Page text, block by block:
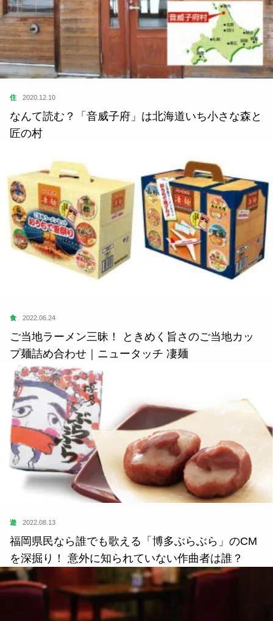
住 2020.12.10
なんて読む？「音威子府」は北海道いち小さな森と
匠の村
食 2022.06.24
ご当地ラーメン三昧！ ときめく旨さのご当地カッ
プ麺詰め合わせ｜ニュータッチ 凄麺
遊 2022.08.13
福岡県民なら誰でも歌える「博多ぶらぶら」のCM
を深掘り！ 意外に知られていない作曲者は誰？